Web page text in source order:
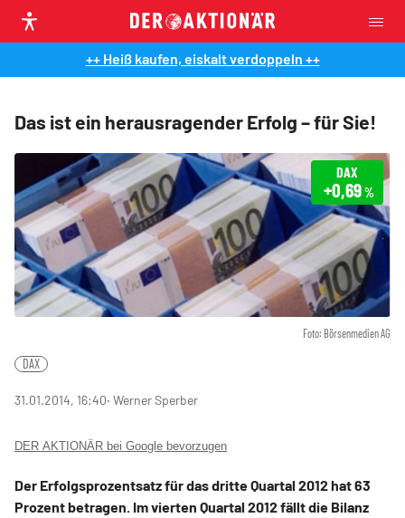
++ Heiß kaufen, eiskalt verdoppeln ++
Das ist ein herausragender Erfolg – für Sie!
Foto: Börsenmedien AG
DAX
+0,69%
DAX
31.01.2014, 16:40‧ Werner Sperber
DER AKTIONÄR bei Google bevorzugen
Der Erfolgsprozentsatz für das dritte Quartal 2012 hat 63
Prozent betragen. Im vierten Quartal 2012 fällt die Bilanz